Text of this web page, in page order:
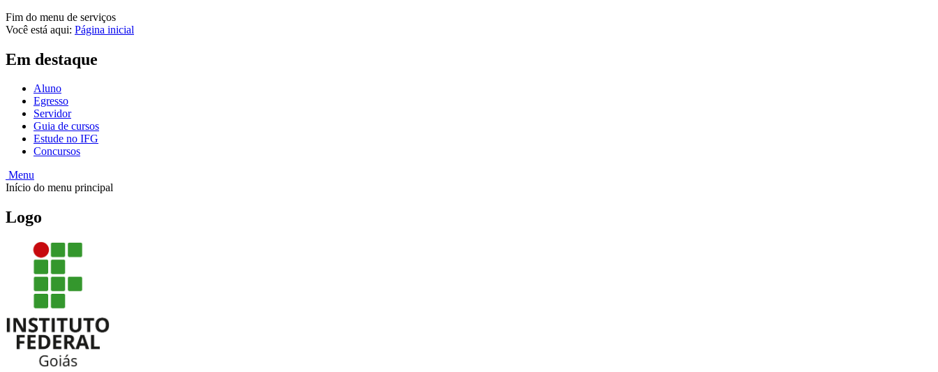
Fim do menu de serviços
Você está aqui: Página inicial
Em destaque
Aluno
Egresso
Servidor
Guia de cursos
Estude no IFG
Concursos
Menu
Início do menu principal
Logo